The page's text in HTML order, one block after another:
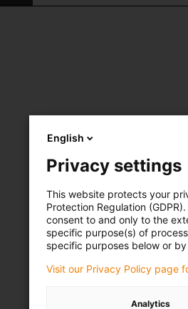
English
Privacy settings
This website protects your
Protection Regulation
consent to and only to the
specific purpose(s) of
specific purposes below or
Visit our Privacy Policy page
Analytics